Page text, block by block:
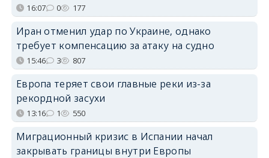
16:07 0 177
Иран отменил удар по Украине, однако
требует компенсацию за атаку на судно
15:46 3 807
Европа теряет свои главные реки из-за
рекордной засухи
13:16 1 550
Миграционный кризис в Испании начал
закрывать границы внутри Европы